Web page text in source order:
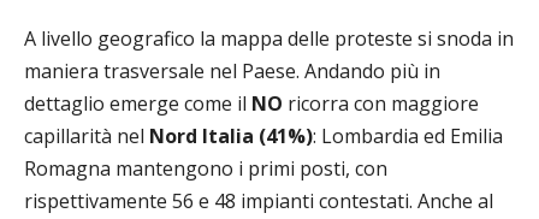
A livello geografico la mappa delle proteste si snoda in
maniera trasversale nel Paese. Andando più in
dettaglio emerge come il NO ricorra con maggiore
capillarità nel Nord Italia (41%): Lombardia ed Emilia
Romagna mantengono i primi posti, con
rispettivamente 56 e 48 impianti contestati. Anche al